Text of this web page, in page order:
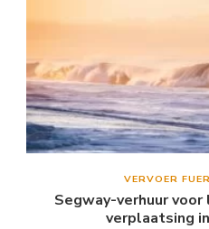
VERVOER
Segway-verhuur
verplaatsing